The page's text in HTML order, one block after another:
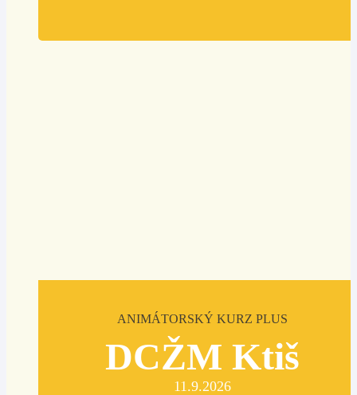
ANIMÁTORSKÝ KURZ PLUS
DCŽM Ktiš
11.9.2026